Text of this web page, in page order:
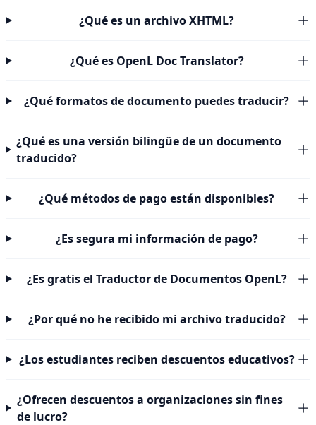
¿Qué es un archivo XHTML?
¿Qué es OpenL Doc Translator?
¿Qué formatos de documento puedes traducir?
¿Qué es una versión bilingüe de un documento
traducido?
¿Qué métodos de pago están disponibles?
¿Es segura mi información de pago?
¿Es gratis el Traductor de Documentos OpenL?
¿Por qué no he recibido mi archivo traducido?
¿Los estudiantes reciben descuentos educativos?
¿Ofrecen descuentos a organizaciones sin fines
de lucro?